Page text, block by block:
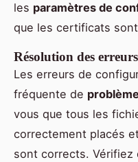
les paramètres de
que les certificats
Résolution des
Les erreurs de
fréquente de
vous que tous les
correctement placés
sont corrects. Vérifiez